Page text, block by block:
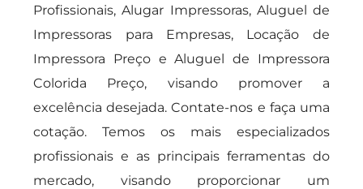
Profissionais, Alugar Impressoras, Aluguel de
Impressoras para Empresas, Locação de
Impressora Preço e Aluguel de Impressora
Colorida Preço, visando promover a
excelência desejada. Contate-nos e faça uma
cotação. Temos os mais especializados
profissionais e as principais ferramentas do
mercado, visando proporcionar um